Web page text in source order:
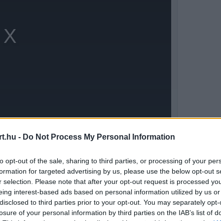
- Do Not Process My Personal Information
opt-out of the sale, sharing to third parties, or processing of your
for targeted advertising by us, please use the below opt-out
selection. Please note that after your opt-out request is processed
interest-based ads based on personal information utilized by us
to third parties prior to your opt-out. You may separately
of your personal information by third parties on the IAB’s list of
a szezonzárón, ami méltó lezárása volt
hiba nélkül hozta le a futamot, és